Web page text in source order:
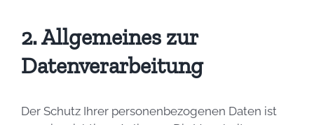
2. Allgemeines zur
Datenverarbeitung
Der Schutz Ihrer personenbezogenen Daten ist